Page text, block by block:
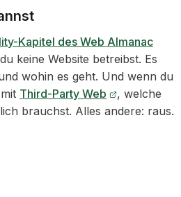
Kapitel des Web Almanac
keine Website betreibst. Es
wohin es geht. Und wenn du
Third-Party Web
, welche
brauchst. Alles andere: raus.